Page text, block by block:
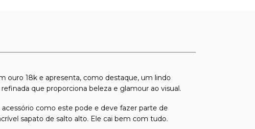
ouro 18k e apresenta, como destaque, um lindo
que proporciona beleza e glamour ao visual.
como este pode e deve fazer parte de
sapato de salto alto. Ele cai bem com tudo.